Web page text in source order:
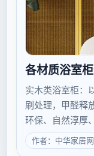
各材质浴室
实木类浴室柜：
刷处理，甲醛释
环保、自然淳厚
和身份的尊贵。
很干燥则容易干
作者：中华家居网